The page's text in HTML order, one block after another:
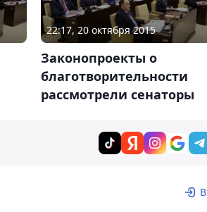
22:17, 20 октября 2015
Законопроекты о
благотворительности
рассмотрели сенаторы